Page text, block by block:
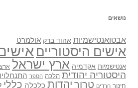
נושאים
אבטואנטישמיות אהוד ברק אולמרט
אישים היסטוריים
אנטישמיות אקדמיה ארץ ישראל
היסטוריה יהודית הלכה הספר
חינוך חרדים טרור יהדות כלכלה כללי